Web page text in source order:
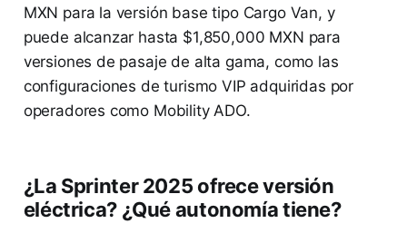
MXN para la versión base tipo Cargo Van, y
puede alcanzar hasta $1,850,000 MXN para
versiones de pasaje de alta gama, como las
configuraciones de turismo VIP adquiridas por
operadores como Mobility ADO.
¿La Sprinter 2025 ofrece versión
eléctrica? ¿Qué autonomía tiene?